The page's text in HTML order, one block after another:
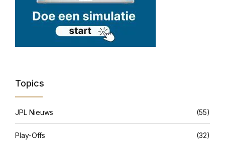
Topics
JPL Nieuws (55)
Play-Offs (32)